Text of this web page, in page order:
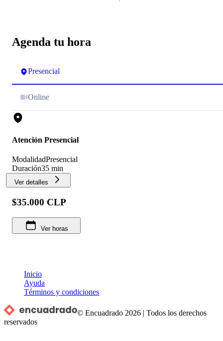
Agenda tu hora
Presencial
Online
Atención Presencial
ModalidadPresencial
Duración35 min
Ver detalles
$35.000 CLP
Ver horas
Inicio
Ayuda
Términos y condiciones
© Encuadrado 2026 |Todos los derechos
reservados